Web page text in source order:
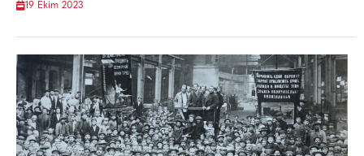
19 Ekim 2023